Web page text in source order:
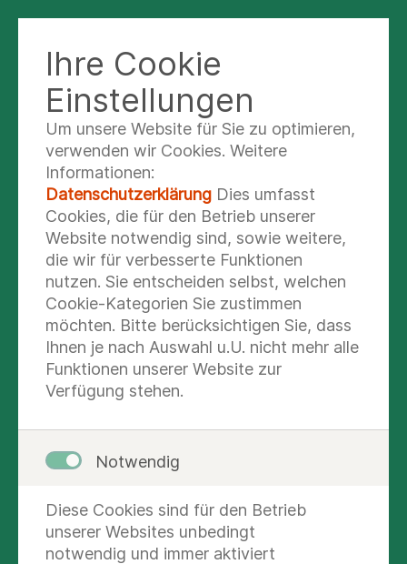
Praxis für
Kinderheilkunde
Anmeldung & Auskunft
Ihre Cookie
Einstellungen
Um unsere Website für Sie zu optimieren,
verwenden wir Cookies. Weitere
Informationen:
Datenschutzerklärung Dies umfasst
Cookies, die für den Betrieb unserer
Website notwendig sind, sowie weitere,
die wir für verbesserte Funktionen
nutzen. Sie entscheiden selbst, welchen
Cookie-Kategorien Sie zustimmen
möchten. Bitte berücksichtigen Sie, dass
Ihnen je nach Auswahl u.U. nicht mehr alle
Funktionen unserer Website zur
Verfügung stehen.
Notwendig
Diese Cookies sind für den Betrieb
unserer Websites unbedingt
notwendig und immer aktiviert